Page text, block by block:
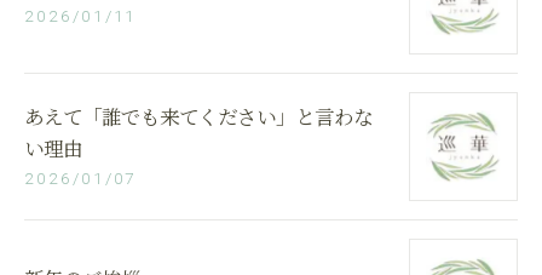
2026/01/11
あえて「誰でも来てください」と言わな
い理由
2026/01/07